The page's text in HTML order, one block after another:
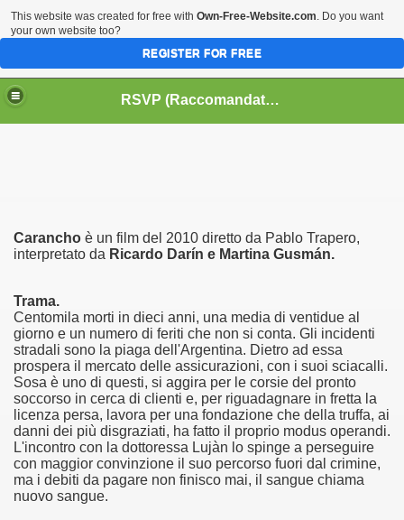
HOME BIOGRAFIE
CINEMA
DATABASE LIBRI
LIBRI
MUSICA
RSVP (Raccomandati Se Vi Piacciono)
Carancho è un film del 2010 diretto da Pablo Trapero,
interpretato da Ricardo Darín e Martina Gusmán.
Trama.
Centomila morti in dieci anni, una media di ventidue al
giorno e un numero di feriti che non si conta. Gli incidenti
stradali sono la piaga dell'Argentina. Dietro ad essa
prospera il mercato delle assicurazioni, con i suoi sciacalli.
Sosa è uno di questi, si aggira per le corsie del pronto
soccorso in cerca di clienti e, per riguadagnare in fretta la
licenza persa, lavora per una fondazione che della truffa, ai
danni dei più disgraziati, ha fatto il proprio modus operandi.
L'incontro con la dottoressa Lujàn lo spinge a perseguire
con maggior convinzione il suo percorso fuori dal crimine,
ma i debiti da pagare non finisco mai, il sangue chiama
nuovo sangue.
edizione del Premio Strega.
non piu esordiente, bensi ampiamente radicato nel
This website was created for free with Own-Free-Website.com. Do you want
your own website too?
REGISTER FOR FREE